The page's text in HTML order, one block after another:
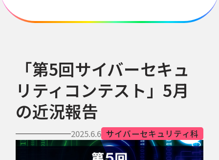
「第5回サイバーセキュ
リティコンテスト」5月
の近況報告
2025.6.6 サイバーセキュリティ科